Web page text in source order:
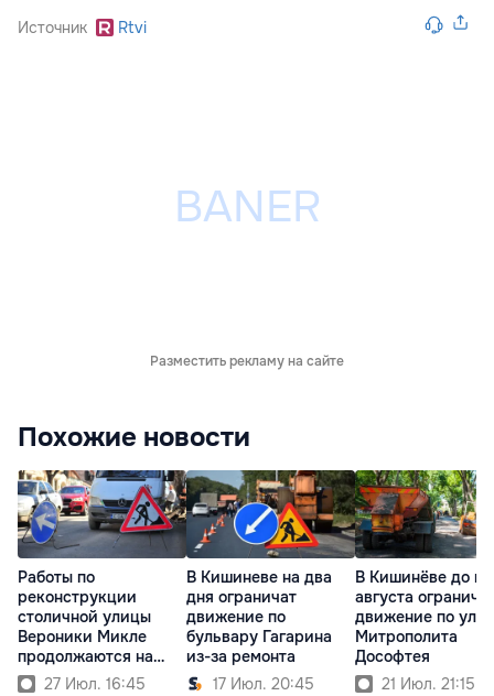
Источник Rtvi
Разместить рекламу на сайте
Похожие новости
Работы по
реконструкции
столичной улицы
Вероники Микле
продолжаются на
новом участке
27 Июл. 16:45
В Кишиневе на два
дня ограничат
движение по
бульвару Гагарина
из-за ремонта
17 Июл. 20:45
В Кишинёве до
августа
движение по
Митрополита
Дософтея
21 Июл. 21:15